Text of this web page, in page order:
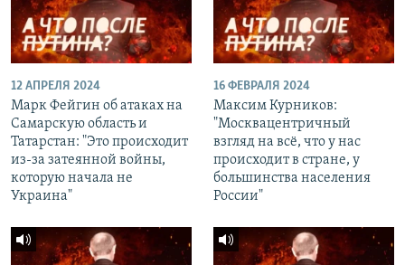
12 АПРЕЛЯ 2024
Марк Фейгин об атаках на
Самарскую область и
Татарстан: "Это происходит
из-за затеянной войны,
которую начала не
Украина"
16 ФЕВРАЛЯ 2024
Максим Курников:
"Москвацентричный
взгляд на всё, что у нас
происходит в стране, у
большинства населения
России"